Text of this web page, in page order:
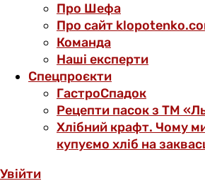
Про Шефа
Про сайт
Команда
Наші експерти
Спецпроєкти
ГастроСпадок
Рецепти пасок з ТМ
Хлібний крафт. Чому
купуємо хліб на
Увійти